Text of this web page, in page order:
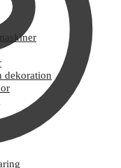
dekoration